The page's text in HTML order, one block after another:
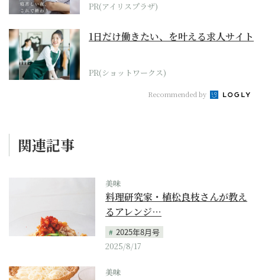
PR(アイリスプラザ)
1日だけ働きたい、を叶える求人サイト
PR(ショットワークス)
Recommended by
関連記事
美味
料理研究家・植松良枝さんが教え
るアレンジ…
2025年8月号
2025/8/17
美味